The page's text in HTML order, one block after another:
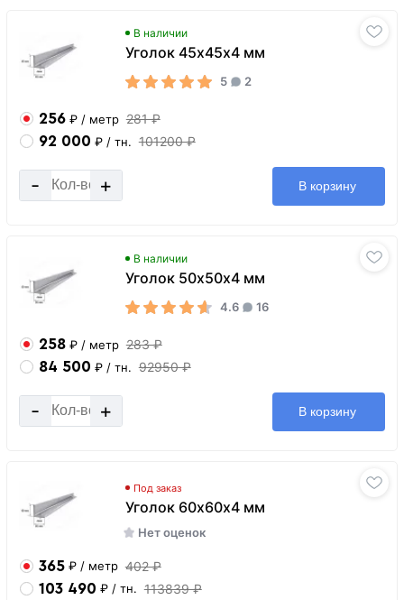
В наличии
Уголок 45х45х4 мм
5 2
256 ₽ / метр 281 ₽
92 000 ₽ / тн. 101200 ₽
- + В корзину
В наличии
Уголок 50х50х4 мм
4.6 16
258 ₽ / метр 283 ₽
84 500 ₽ / тн. 92950 ₽
- + В корзину
Под заказ
Уголок 60х60х4 мм
Нет оценок
365 ₽ / метр 402 ₽
103 490 ₽ / тн. 113839 ₽